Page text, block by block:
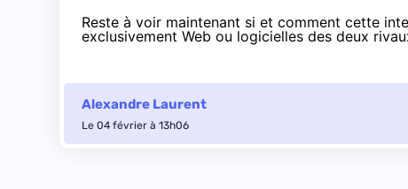
Reste à voir maintenant si et comment cette
exclusivement Web ou logicielles des deux
Alexandre Laurent
Le 04 février à 13h06